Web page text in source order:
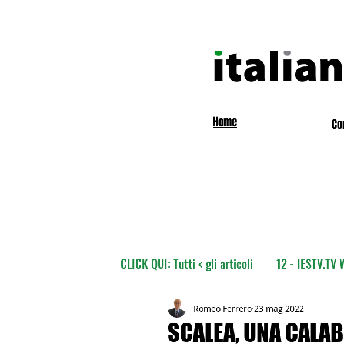
Home
CLICK QUI: Tutti < gli articoli 12 - IESTV.TV
02 - TURISMO DELLE RADICI 03 -
SCALEA, UNA
Romeo Ferrero 23 mag 2022